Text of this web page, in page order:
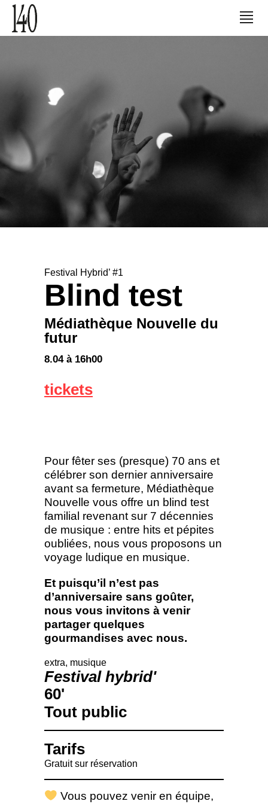
Festival Hybrid’ #1
Blind test
Médiathèque Nouvelle du
futur
8.04 à 16h00
tickets
Pour fêter ses (presque) 70 ans et
célébrer son dernier anniversaire
avant sa fermeture, Médiathèque
Nouvelle vous offre un blind test
familial revenant sur 7 décennies
de musique : entre hits et pépites
oubliées, nous vous proposons un
voyage ludique en musique.
Et puisqu’il n’est pas
d’anniversaire sans goûter,
nous vous invitons à venir
partager quelques
gourmandises avec nous.
extra musique
festival hybrid'
60'
Tout public
Tarifs
Gratuit sur réservation
Vous pouvez venir en équipe,